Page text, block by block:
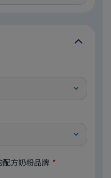
配方奶粉品牌